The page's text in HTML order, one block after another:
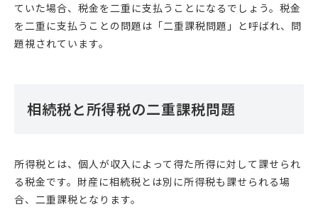
ていた場合、税金を二重に支払うことになるでしょう。税金
を二重に支払うことの問題は「二重課税問題」と呼ばれ、問
題視されています。
相続税と所得税の二重課税問題
所得税とは、個人が収入によって得た所得に対して課せられ
る税金です。財産に相続税とは別に所得税も課せられる場
合、二重課税となります。